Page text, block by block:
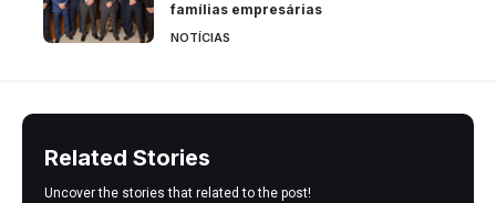
famílias empresárias
NOTÍCIAS
Related Stories
Uncover the stories that related to the post!